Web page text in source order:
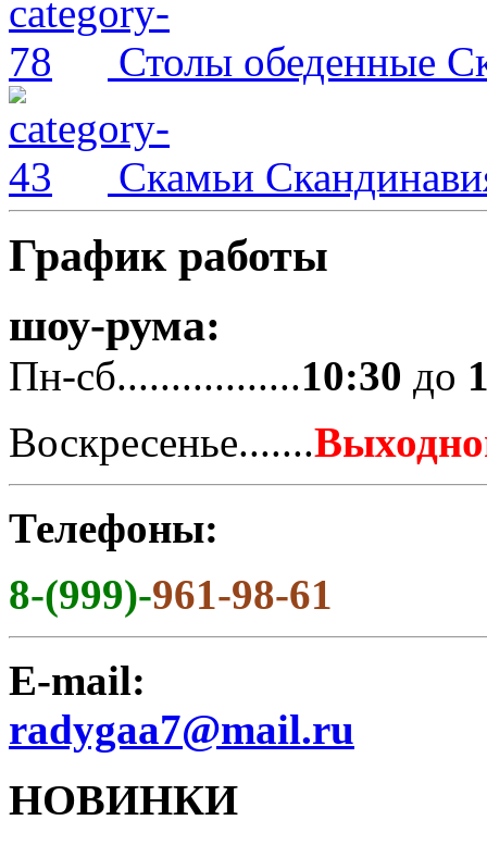
Столы обеденные
Скамьи
График работы
шоу-рума:
Пн-сб.................10:30 до
Воскресенье.......
Телефоны:
8-(999)-961-98-61
E-mail:
radygaa7@mail.ru
НОВИНКИ